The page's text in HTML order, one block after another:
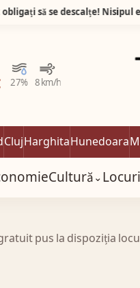
27% 8 km/h
noros
ClujHarghitaHunedoara
Cultură⌄Locuri
pus la dispoziția